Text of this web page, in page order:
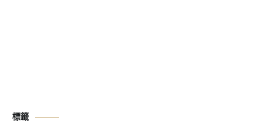
標籤